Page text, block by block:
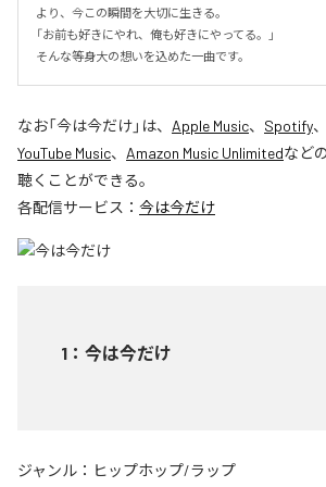
より、今この瞬間を大切に生きる。
「お前も好きにやれ、俺も好きにやってる。」
そんな等身大の想いを込めた一曲です。
なお「今は今だけ」は、 Apple Music、 Spotify、
YouTube Music、 Amazon Music Unlimitedなど
聴くことができる。
各配信サービス： 今は今だけ
1 ： 今は今だけ
ジャンル： ヒップホップ/ラップ